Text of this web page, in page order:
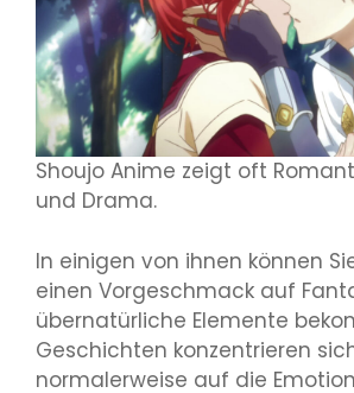
Shoujo Anime zeigt oft
und Drama.
In einigen von ihnen können
einen Vorgeschmack auf
übernatürliche Elemente
Geschichten konzentrieren
normalerweise auf die